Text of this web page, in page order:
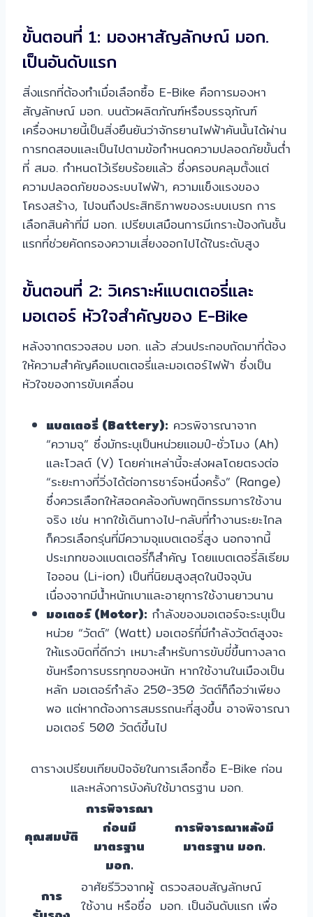
ขั้นตอนที่ 1: มองหาสัญลักษณ์ มอก.
เป็นอันดับแรก
สิ่งแรกที่ต้องทำเมื่อเลือกซื้อ E-Bike คือการมองหา
สัญลักษณ์ มอก. บนตัวผลิตภัณฑ์หรือบรรจุภัณฑ์
เครื่องหมายนี้เป็นสิ่งยืนยันว่าจักรยานไฟฟ้าคันนั้นได้ผ่าน
การทดสอบและเป็นไปตามข้อกำหนดความปลอดภัยขั้นต่ำ
ที่ สมอ. กำหนดไว้เรียบร้อยแล้ว ซึ่งครอบคลุมตั้งแต่
ความปลอดภัยของระบบไฟฟ้า, ความแข็งแรงของ
โครงสร้าง, ไปจนถึงประสิทธิภาพของระบบเบรก การ
เลือกสินค้าที่มี มอก. เปรียบเสมือนการมีเกราะป้องกันชั้น
แรกที่ช่วยคัดกรองความเสี่ยงออกไปได้ในระดับสูง
ขั้นตอนที่ 2: วิเคราะห์แบตเตอรี่และ
มอเตอร์ หัวใจสำคัญของ E-Bike
หลังจากตรวจสอบ มอก. แล้ว ส่วนประกอบถัดมาที่ต้อง
ให้ความสำคัญคือแบตเตอรี่และมอเตอร์ไฟฟ้า ซึ่งเป็น
หัวใจของการขับเคลื่อน
แบตเตอรี่ (Battery): ควรพิจารณาจาก
“ความจุ” ซึ่งมักระบุเป็นหน่วยแอมป์-ชั่วโมง (Ah)
และโวลต์ (V) โดยค่าเหล่านี้จะส่งผลโดยตรงต่อ
“ระยะทางที่วิ่งได้ต่อการชาร์จหนึ่งครั้ง” (Range)
ซึ่งควรเลือกให้สอดคล้องกับพฤติกรรมการใช้งาน
จริง เช่น หากใช้เดินทางไป-กลับที่ทำงานระยะไกล
ก็ควรเลือกรุ่นที่มีความจุแบตเตอรี่สูง นอกจากนี้
ประเภทของแบตเตอรี่ก็สำคัญ โดยแบตเตอรี่ลิเธียม
ไอออน (Li-ion) เป็นที่นิยมสูงสุดในปัจจุบัน
เนื่องจากมีน้ำหนักเบาและอายุการใช้งานยาวนาน
มอเตอร์ (Motor): กำลังของมอเตอร์จะระบุเป็น
หน่วย “วัตต์” (Watt) มอเตอร์ที่มีกำลังวัตต์สูงจะ
ให้แรงบิดที่ดีกว่า เหมาะสำหรับการขับขี่ขึ้นทางลาด
ชันหรือการบรรทุกของหนัก หากใช้งานในเมืองเป็น
หลัก มอเตอร์กำลัง 250-350 วัตต์ก็ถือว่าเพียง
พอ แต่หากต้องการสมรรถนะที่สูงขึ้น อาจพิจารณา
มอเตอร์ 500 วัตต์ขึ้นไป
ตารางเปรียบเทียบปัจจัยในการเลือกซื้อ E-Bike ก่อน
และหลังการบังคับใช้มาตรฐาน มอก.
คุณสมบัติ
การพิจารณา
ก่อนมี
มาตรฐาน
มอก.
การพิจารณาหลังมี
มาตรฐาน มอก.
การ
อาศัยรีวิวจากผู้
ใช้งาน หรือชื่อ
ตรวจสอบสัญลักษณ์
มอก. เป็นอันดับแรก เพื่อ